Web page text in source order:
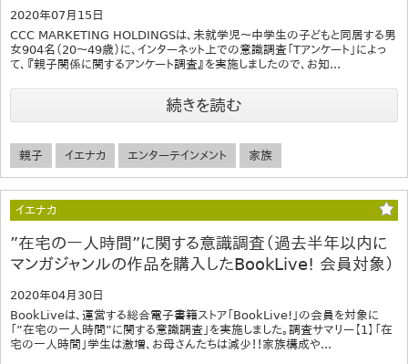
2020年07月15日
CCC MARKETING HOLDINGSは、未就学児～中学生の子どもと同居する男
女904名（20～49歳）に、インターネット上での意識調査「Tアンケート」によっ
て、『親子関係に関するアンケート調査』を実施しましたので、お知...
続きを読む
親子 イエナカ エンターテインメント 家族
イエナカ
”在宅の一人時間”に関する意識調査（過去半年以内に
マンガジャンルの作品を購入したBookLive! 会員対象）
2020年04月30日
BookLiveは、運営する総合電子書籍ストア「BookLive!」の会員を対象に
「”在宅の一人時間”に関する意識調査」を実施しました。調査サマリー【1】「在
宅の一人時間」学生は激増、お母さんたちは減少！！家族構成や...